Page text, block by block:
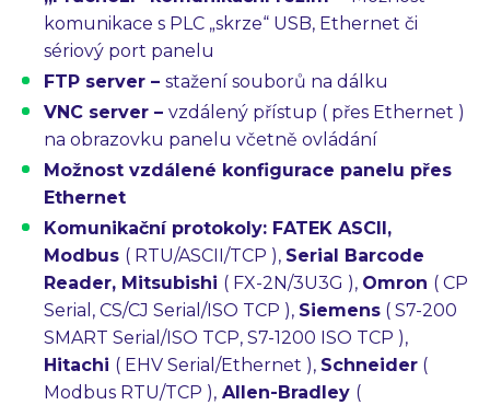
komunikace s PLC „skrze“ USB, Ethernet či
sériový port panelu
FTP server – stažení souborů na dálku
VNC server – vzdálený přístup ( přes Ethernet )
na obrazovku panelu včetně ovládání
Možnost vzdálené konfigurace panelu přes
Ethernet
Komunikační protokoly: FATEK ASCII,
Modbus ( RTU/ASCII/TCP ), Serial Barcode
Reader, Mitsubishi ( FX-2N/3U3G ), Omron ( CP
Serial, CS/CJ Serial/ISO TCP ), Siemens ( S7-200
SMART Serial/ISO TCP, S7-1200 ISO TCP ),
Hitachi ( EHV Serial/Ethernet ), Schneider (
Modbus RTU/TCP ), Allen-Bradley (